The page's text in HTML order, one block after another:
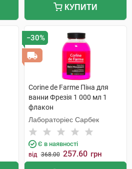
КУПИТИ
−30%
Corine de Farme Піна для
ванни Фрезія 1 000 мл 1
флакон
Лабораторіес Сарбек
Є в наявності
від 368.00 257.60 грн